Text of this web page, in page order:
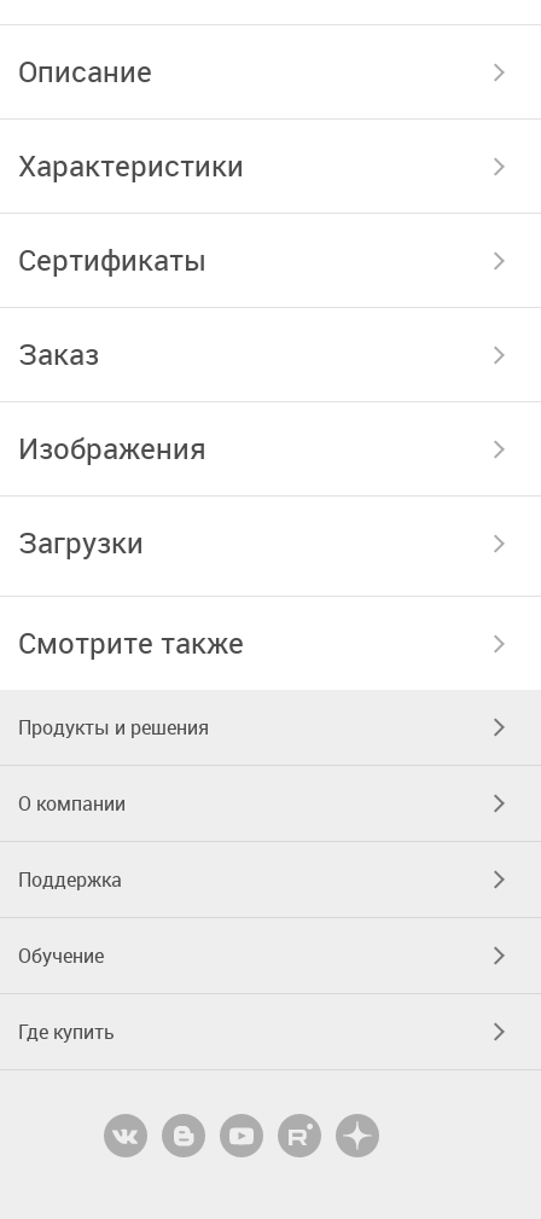
Описание
Характеристики
Сертификаты
Заказ
Изображения
Загрузки
Смотрите также
Продукты и решения
О компании
Поддержка
Обучение
Где купить